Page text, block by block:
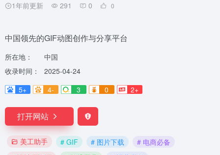
1年前更新 291 0 0
中国领先的GIF动图创作与分享平台
所在地：
中国
收录时间：
2025-04-24
5+
4- 3 0 2+
打开网站
美工助手 # GIF # 图片下载
# 电商必备